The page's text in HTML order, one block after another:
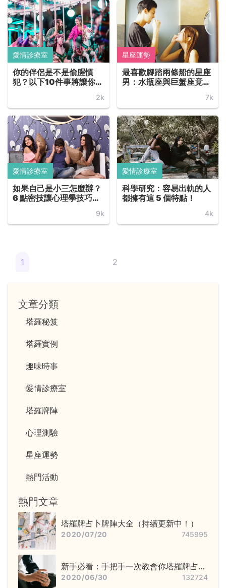
愛情診療室
你的伴侶是不是偷腥慣
犯？以下10件事將讓你提
2k
星座運勢
最喜歡腳踏兩條船的星座
男：水瓶座與巨蟹座竟然
7k
愛情診療室
如果自己是小三怎麼辦？
6 點密技讓心理學技巧來
不該委屈自己當第三者！
9k
愛情診療室
科學研究：容易出軌的人
都擁有這 5 個特點！
4k
1 2
文章分類
塔羅秘笈
塔羅實例
趣味時事
愛情診療室
塔羅牌陣
心理測驗
星座運勢
熱門活動
熱門文章
塔羅牌占卜牌陣大全（持續更新中！）
2020/07/20 745995
新手必看：手把手一次教會你塔羅牌占卜
步驟——洗牌＋切牌、抽牌、排牌陣！
2020/06/30 132724